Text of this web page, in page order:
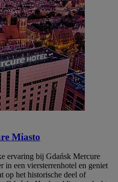
Miasto
ervaring bij Gdańsk Mercure
in een viersterrenhotel en geniet
op het historische deel of